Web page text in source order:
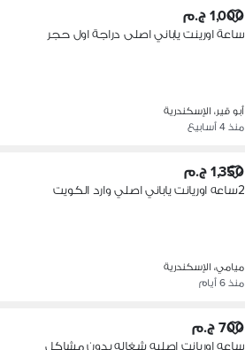
1,000 ج.م
ساعة اورينت ياباني اصلى دراجة اول حجر
أبو قير، الإسكندرية
منذ 4 أسابيع
1,350 ج.م
2ساعه اوريانت ياباني اصلي وارد الكويت
ميامي، الإسكندرية
منذ 6 أيام
700 ج.م
ساعه اوريانت اصليه شغاله بدون مشاكل